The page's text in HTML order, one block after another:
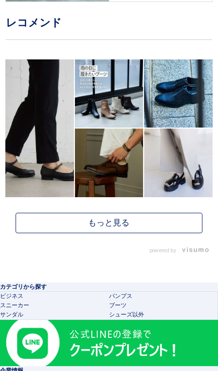
レコメンド
powered by
カテゴリから探す
ビジネス
パンプス
スニーカー
ブーツ
サンダル
シューズ以外